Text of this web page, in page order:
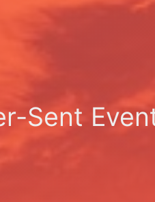
Sent